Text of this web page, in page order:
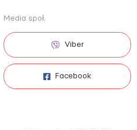
Media społ.
Viber
Facebook